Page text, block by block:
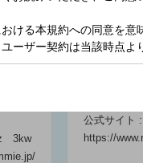
CBCラジオ ＃プ
ラス！
06:30 ～ 09:00
3kw
コールサイ
開局日 :
公式サイト :
https://